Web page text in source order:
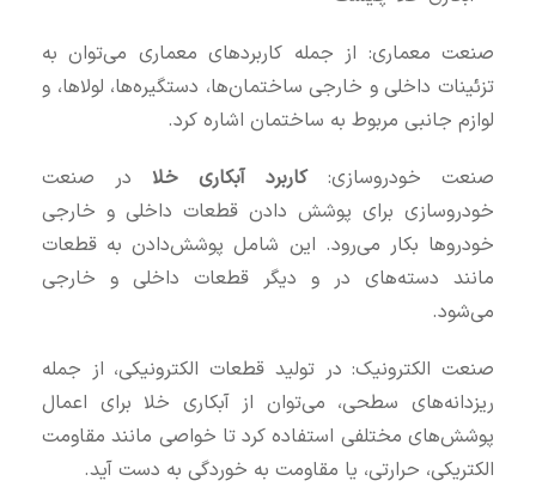
صنعت معماری: از جمله کاربردهای معماری می‌توان به
تزئینات داخلی و خارجی ساختمان‌ها، دستگیره‌ها، لولاها، و
لوازم جانبی مربوط به ساختمان اشاره کرد.
صنعت خودروسازی:کاربرد آبکاری خلا در صنعت
خودروسازی برای پوشش دادن قطعات داخلی و خارجی
خودروها بکار می‌رود. این شامل پوشش‌دادن به قطعات
مانند دسته‌های در و دیگر قطعات داخلی و خارجی
می‌شود.
صنعت الکترونیک: در تولید قطعات الکترونیکی، از جمله
ریزدانه‌های سطحی، می‌توان از آبکاری خلا برای اعمال
پوشش‌های مختلفی استفاده کرد تا خواصی مانند مقاومت
الکتریکی، حرارتی، یا مقاومت به خوردگی به دست آید.